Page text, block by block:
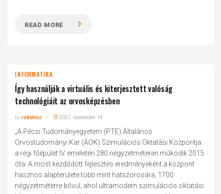
READ MORE
INFORMATIKA
Így használják a virtuális és kiterjesztett valóság
technológiáit az orvosképzésben
byredaktor 2021. november 14.
„A Pécsi Tudományegyetem (PTE) Általános
Orvostudományi Kar (ÁOK) Szimulációs Oktatási Központja
a régi főépület IV. emeletén 280 négyzetméteren működik 2015
óta. A most kezdődött fejlesztés eredményeként a központ
hasznos alapterülete több mint hatszorosára, 1700
négyzetméterre bővül, ahol ultramodern szimulációs oktatási